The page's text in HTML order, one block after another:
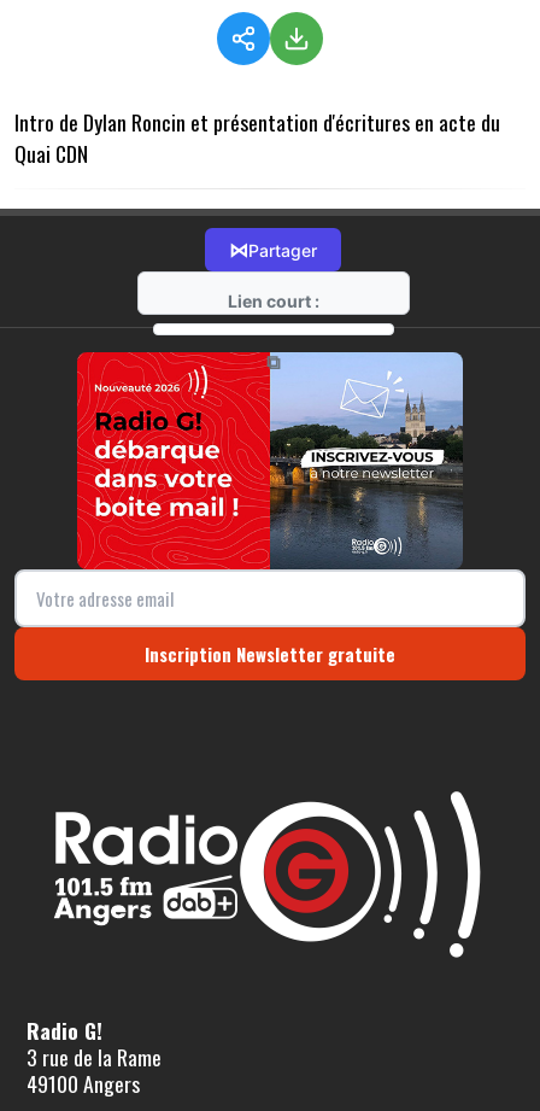
Intro de Dylan Roncin et présentation d'écritures en acte du
Quai CDN
⋈Partager
Lien court :
https://radio-g.fr?21462
⧉
Inscription Newsletter gratuite
Radio G!
3 rue de la Rame
49100 Angers